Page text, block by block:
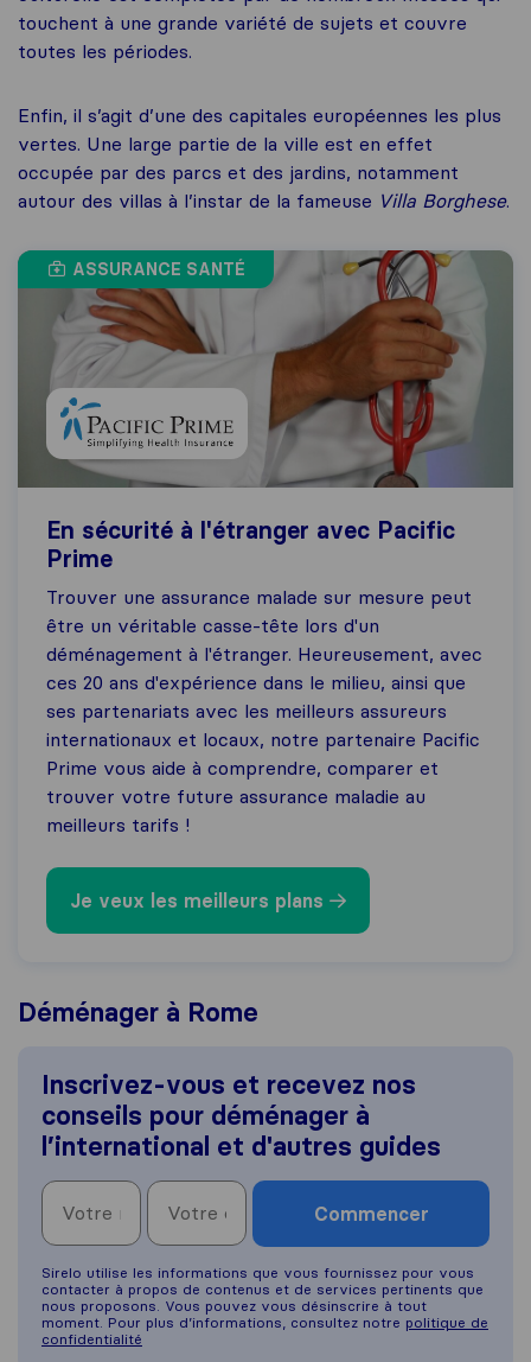
touchent à une grande variété de sujets et couvre
toutes les périodes.
Enfin, il s’agit d’une des capitales européennes les plus
vertes. Une large partie de la ville est en effet
occupée par des parcs et des jardins, notamment
autour des villas à l’instar de la fameuse Villa Borghese.
ASSURANCE SANTÉ
En sécurité à l'étranger avec Pacific
Prime
Trouver une assurance malade sur mesure peut
être un véritable casse-tête lors d'un
déménagement à l'étranger. Heureusement, avec
ces 20 ans d'expérience dans le milieu, ainsi que
ses partenariats avec les meilleurs assureurs
internationaux et locaux, notre partenaire Pacific
Prime vous aide à comprendre, comparer et
trouver votre future assurance maladie au
meilleurs tarifs !
Je veux les meilleurs plans
Déménager à Rome
Inscrivez-vous et recevez nos
conseils pour déménager à
l’international et d'autres guides
Commencer
Sirelo utilise les informations que vous fournissez pour vous
contacter à propos de contenus et de services pertinents que
nous proposons. Vous pouvez vous désinscrire à tout
moment. Pour plus d’informations, consultez notre politique de
confidentialité